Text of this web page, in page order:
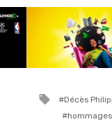
Tagged
with
Décès